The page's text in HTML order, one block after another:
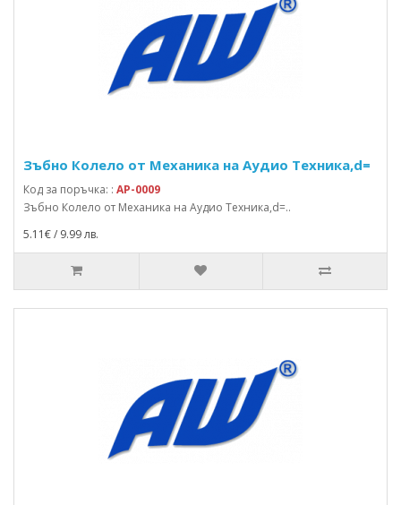
Зъбно Колело от Механика на Аудио Техника,d=
Код за поръчка: : AP-0009
Зъбно Колело от Механика на Аудио Техника,d=..
5.11€ / 9.99 лв.